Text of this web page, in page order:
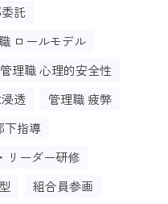
託
ロールモデル
管理職 心理的安全性
透
管理職 疲弊
下指導
リーダー研修
組合員参画